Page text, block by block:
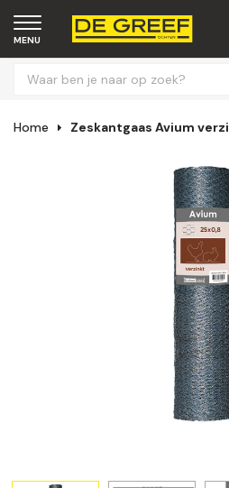
MENU
Home Zeskantgaas Avium verzinkt